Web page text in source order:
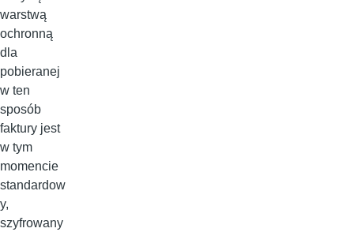
warstwą
ochronną
dla
pobieranej
w ten
sposób
faktury jest
w tym
momencie
standardow
y,
szyfrowany